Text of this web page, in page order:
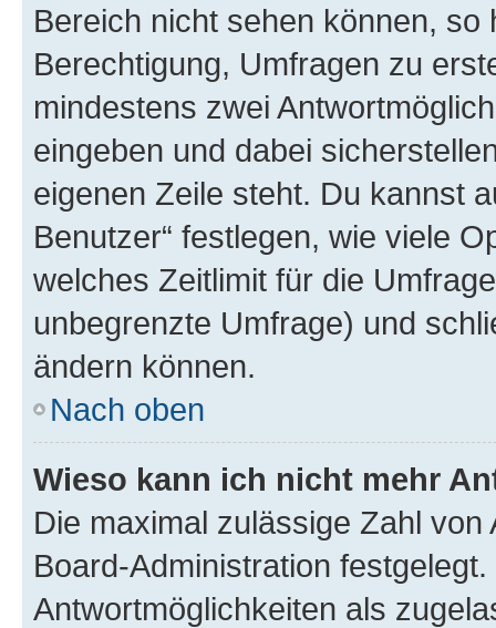
Bereich nicht sehen können,
Berechtigung, Umfragen zu
mindestens zwei
eingeben und dabei
eigenen Zeile steht. Du kannst
Benutzer“ festlegen, wie viele
welches Zeitlimit für die
unbegrenzte Umfrage) und
ändern können.
Nach oben
Wieso kann ich nicht mehr
Die maximal zulässige Zahl
Board-Administration
Antwortmöglichkeiten als